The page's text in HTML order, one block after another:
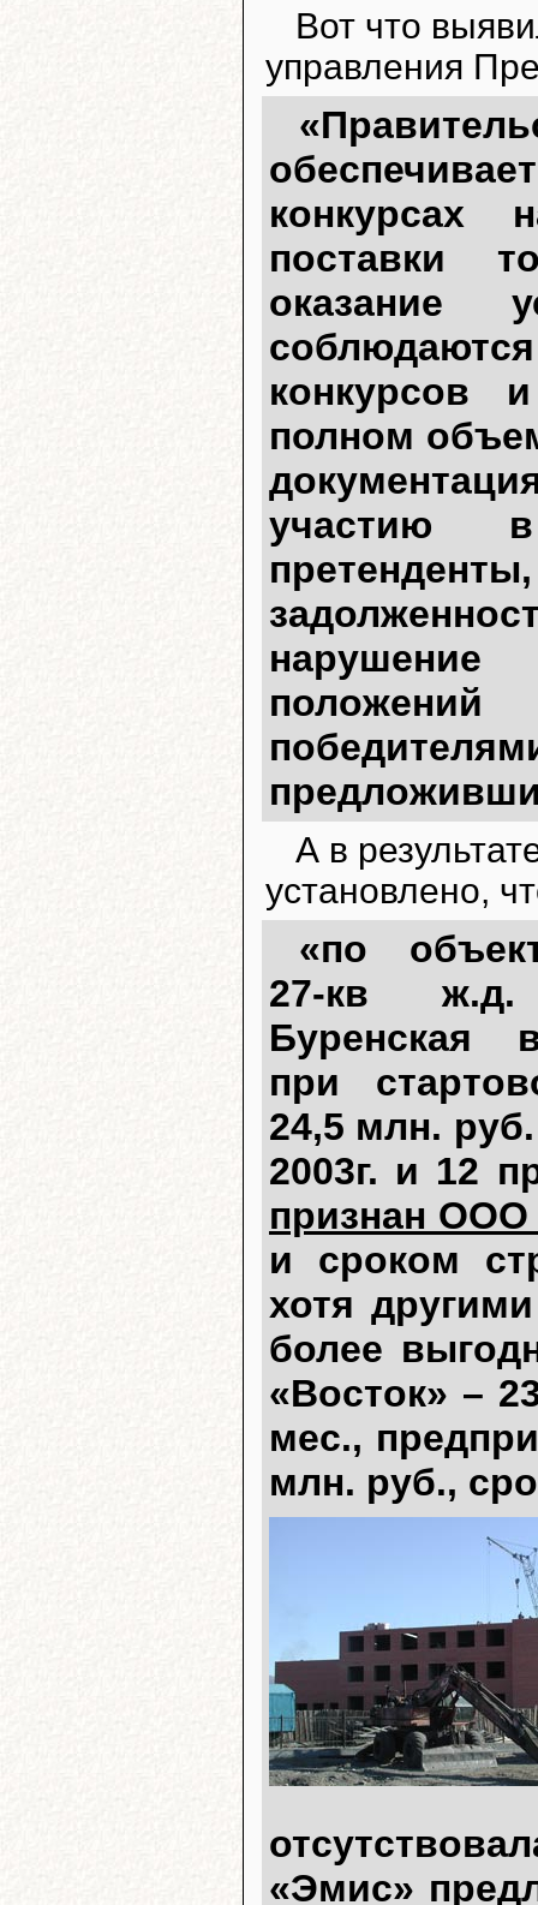
Вот что
управления
конкурсах
поставки
оказание
конкурсов
полном
участию в
нарушение
А в
установлено,
«по
27-кв
Буренская
при
24,5 млн.
2003г. и 12
признан ООО
и сроком
хотя
более
«Восток» –
мес.,
млн. руб.,
«Эмис»